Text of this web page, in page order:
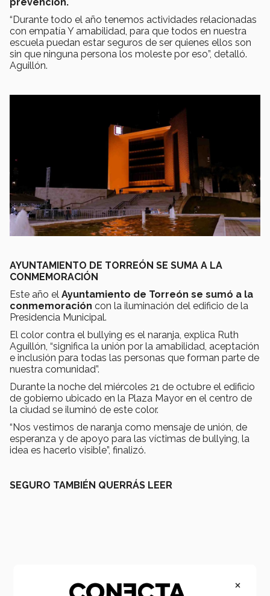
“Durante todo el año tenemos actividades relacionadas
con empatía Y amabilidad, para que todos en nuestra
escuela puedan estar seguros de ser quienes ellos son
sin que ninguna persona los moleste por eso”, detalló.
Aguillón.
AYUNTAMIENTO DE TORREÓN SE SUMA A LA
CONMEMORACIÓN
Este año el Ayuntamiento de Torreón se sumó a la
conmemoración con la iluminación del edificio de la
Presidencia Municipal.
El color contra el bullying es el naranja, explica Ruth
Aguillón, “significa la unión por la amabilidad, aceptación
e inclusión para todas las personas que forman parte de
nuestra comunidad”.
Durante la noche del miércoles 21 de octubre el edificio
de gobierno ubicado en la Plaza Mayor en el centro de
la ciudad se iluminó de este color.
“Nos vestimos de naranja como mensaje de unión, de
esperanza y de apoyo para las víctimas de bullying, la
idea es hacerlo visible”, finalizó.
SEGURO TAMBIÉN QUERRÁS LEER
×